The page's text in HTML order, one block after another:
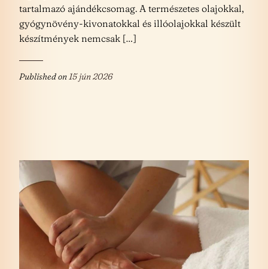
tartalmazó ajándékcsomag. A természetes olajokkal,
gyógynövény-kivonatokkal és illóolajokkal készült
készítmények nemcsak […]
Published on15 jún 2026